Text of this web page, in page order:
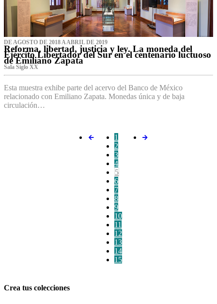
DE AGOSTO DE 2018 A ABRIL DE 2019
Reforma, libertad, justicia y ley. La moneda del
Ejército Libertador del Sur en el centenario luctuoso
de Emiliano Zapata
Sala Siglo XX
Esta muestra exhibe parte del acervo del Banco de México
relacionado con Emiliano Zapata. Monedas única y de baja
circulación…
1
2
3
4
5
6
7
8
9
10
11
12
13
14
15
Crea tus colecciones